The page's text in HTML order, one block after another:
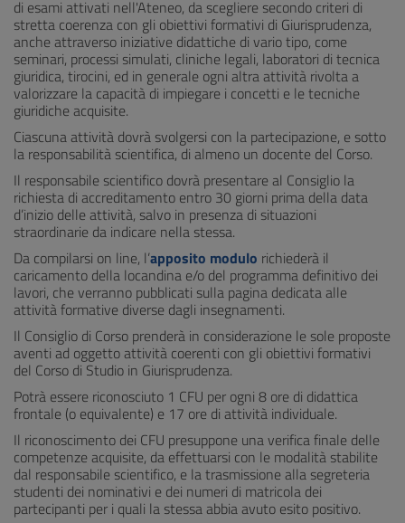
di esami attivati nell'Ateneo, da scegliere secondo criteri di
stretta coerenza con gli obiettivi formativi di Giurisprudenza,
anche attraverso iniziative didattiche di vario tipo, come
seminari, processi simulati, cliniche legali, laboratori di tecnica
giuridica, tirocini, ed in generale ogni altra attività rivolta a
valorizzare la capacità di impiegare i concetti e le tecniche
giuridiche acquisite.
Ciascuna attività dovrà svolgersi con la partecipazione, e sotto
la responsabilità scientifica, di almeno un docente del Corso.
Il responsabile scientifico dovrà presentare al Consiglio la
richiesta di accreditamento entro 30 giorni prima della data
d’inizio delle attività, salvo in presenza di situazioni
straordinarie da indicare nella stessa.
Da compilarsi on line, l’apposito modulo richiederà il
caricamento della locandina e/o del programma definitivo dei
lavori, che verranno pubblicati sulla pagina dedicata alle
attività formative diverse dagli insegnamenti.
Il Consiglio di Corso prenderà in considerazione le sole proposte
aventi ad oggetto attività coerenti con gli obiettivi formativi
del Corso di Studio in Giurisprudenza.
Potrà essere riconosciuto 1 CFU per ogni 8 ore di didattica
frontale (o equivalente) e 17 ore di attività individuale.
Il riconoscimento dei CFU presuppone una verifica finale delle
competenze acquisite, da effettuarsi con le modalità stabilite
dal responsabile scientifico, e la trasmissione alla segreteria
studenti dei nominativi e dei numeri di matricola dei
partecipanti per i quali la stessa abbia avuto esito positivo.